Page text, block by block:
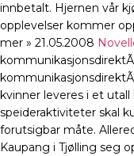
innbetalt. Hjernen vår
opplevelser kommer
mer » 21.05.2008
kvinner leveres i et
speideraktiviteter skal
forutsigbar måte.
Kaupang i Tjølling seg